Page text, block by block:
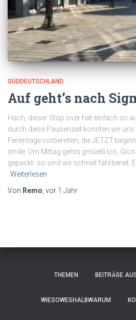
SÜDDEUTSCHLAND
Auf geht’s nach
Hach, dieser Stop over hat einfach so
durch diese Pausenzeit konnten wir
Ferientage vorbereiten, die JETZT
smile. Um Mittag gehts gmüetli los,
gepackt- so sind wir schnell fahrbereit.
Weiterlesen
Von Remo , vor 1 Jahr
THEMEN BEITRÄGE
WIESOWESHALBWARUM